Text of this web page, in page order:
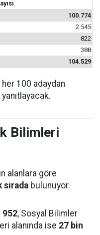
100.774
2.545
822
388
104.529
100 adaydan
yanıtlayacak.
Bilimleri
alanlara göre
sırada bulunuyor.
952, Sosyal Bilimler
alanında ise 27 bin